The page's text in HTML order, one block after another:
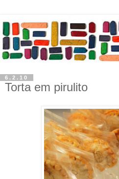
6.2.10
Torta em pirulito